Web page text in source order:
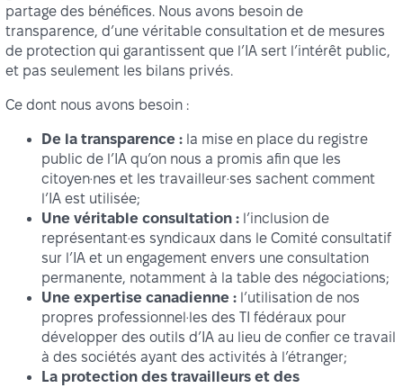
partage des bénéfices. Nous avons besoin de
transparence, d’une véritable consultation et de mesures
de protection qui garantissent que l’IA sert l’intérêt public,
et pas seulement les bilans privés.
Ce dont nous avons besoin :
De la transparence : la mise en place du registre
public de l’IA qu’on nous a promis afin que les
citoyen·nes et les travailleur·ses sachent comment
l’IA est utilisée;
Une véritable consultation : l’inclusion de
représentant·es syndicaux dans le Comité consultatif
sur l’IA et un engagement envers une consultation
permanente, notamment à la table des négociations;
Une expertise canadienne : l’utilisation de nos
propres professionnel·les des TI fédéraux pour
développer des outils d’IA au lieu de confier ce travail
à des sociétés ayant des activités à l’étranger;
La protection des travailleurs et des